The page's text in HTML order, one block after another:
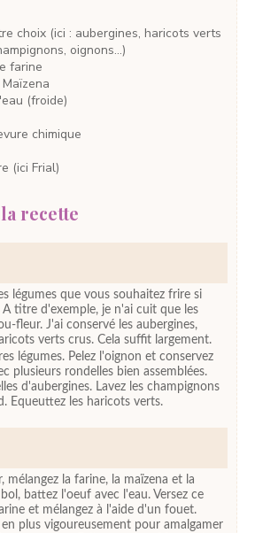
choix (ici : aubergines, haricots verts
oignons...)
farine
(froide)
chimique
(ici Frial)
recette
légumes que vous souhaitez frire si
A titre d'exemple, je n'ai cuit que les
fleur. J'ai conservé les aubergines,
verts crus. Cela suffit largement.
légumes. Pelez l'oignon et conservez
plusieurs rondelles bien assemblées.
d'aubergines. Lavez les champignons
Equeuttez les haricots verts.
mélangez la farine, la maïzena et la
battez l'oeuf avec l'eau. Versez ce
et mélangez à l'aide d'un fouet.
en plus vigoureusement pour amalgamer